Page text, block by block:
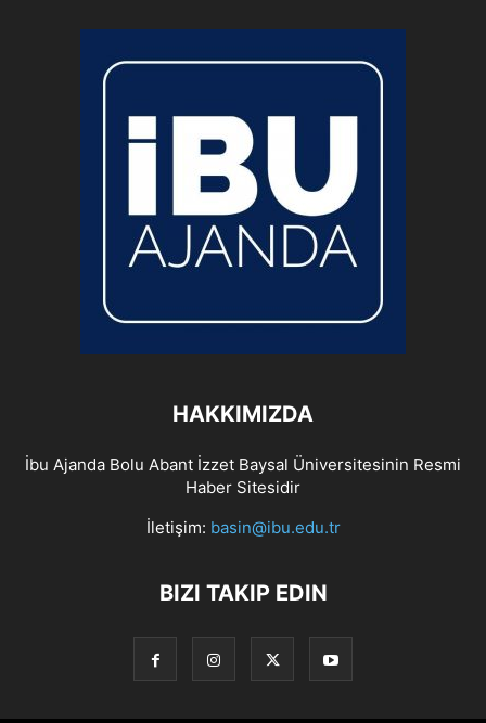
HAKKIMIZDA
İbu Ajanda Bolu Abant İzzet Baysal Üniversitesinin Resmi
Haber Sitesidir
İletişim: basin@ibu.edu.tr
BIZI TAKIP EDIN